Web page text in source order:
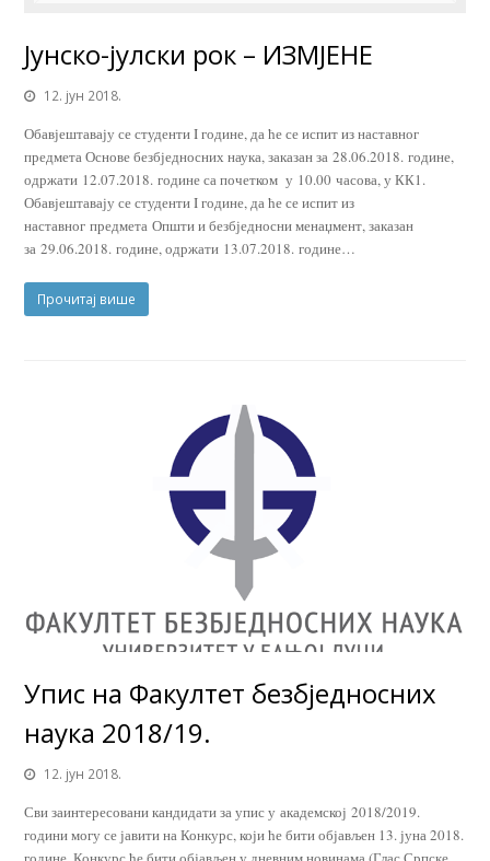
Јунско-јулски рок – ИЗМЈЕНЕ
12. јун 2018.
Обавјештавају се студенти I године, да ће се испит из наставног
предмета Основе безбједносних наука, заказан за 28.06.2018. године,
одржати 12.07.2018. године са почетком у 10.00 часова, у КК1.
Обавјештавају се студенти I године, да ће се испит из
наставног предмета Општи и безбједносни менаџмент, заказан
за 29.06.2018. године, одржати 13.07.2018. године…
Прочитај више
Упис на Факултет безбједносних
наука 2018/19.
12. јун 2018.
Сви заинтересовани кандидати за упис у академској 2018/2019.
години могу се јавити на Конкурс, који ће бити објављен 13. јуна 2018.